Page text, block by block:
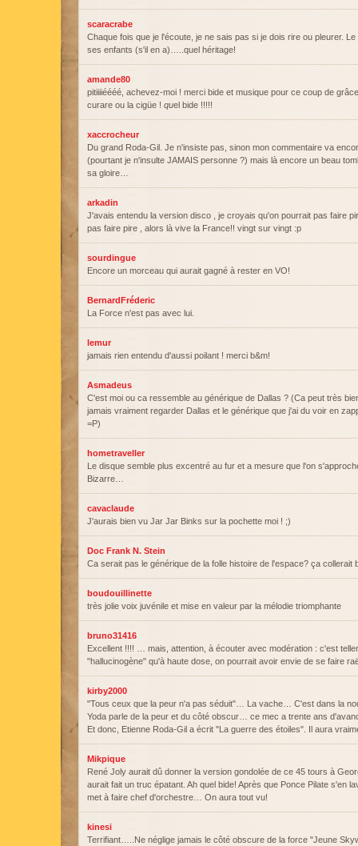
scaracrabe
Chaque fois que je l'écoute, je ne sais pas si je dois rire ou pleurer.
ses enfants (s'il en a)…..quel héritage!
amande80
pitiiiiéééé, achevez-moi ! merci bide et musique pour ce coup de
curare ou la cigüe ! quel bide !!!!!
xaccrocheur
Du grand Roda-Gil. Je n'insiste pas, sinon mon commentaire va
(pourtant je n'insulte JAMAIS personne ?) mais là encore un beau
sa gloire…
arkadin
J'avais entendu la version disco , je croyais qu'on pourrait pas faire
pas faire pire , alors là vive la France!! vingt sur vingt :p
sourdingue
Encore un morceau qui aurait gagné à rester en VO!
BernardFréderic
La Force n'est pas avec lui.
lemur
jamais rien entendu d'aussi poilant ! merci b&m!
Asmadeus
C'est moi ou ca ressemble au générique de Dallas ? (Ca peut très
jamais vraiment regarder Dallas et le générique que j'ai du voir en
=P)
hometraveller
Le disque semble plus excentré au fur et a mesure que l'on
Bizarre…
cavaclaude
J'aurais bien vu Jar Jar Binks sur la pochette moi ! ;)
Doc Frank N. Stein
Ca serait pas le générique de la folle histoire de l'espace? ça collerait
boudouillinette
très jolie voix juvénile et mise en valeur par la mélodie triomphante
bruno31416
Excellent !!!! … mais, attention, à écouter avec modération : c'est
"hallucinogène" qu'à haute dose, on pourrait avoir envie de se faire
kirby2000
"Tous ceux que la peur n'a pas séduit"… La vache… C'est dans la
Yoda parle de la peur et du côté obscur… ce mec a trente ans
Et donc, Etienne Roda-Gil a écrit "La guerre des étoiles". Il aura
Mikpique
René Joly aurait dû donner la version gondolée de ce 45 tours à
aurait fait un truc épatant. Ah quel bide! Après que Ponce Pilate s'en
met à faire chef d'orchestre… On aura tout vu!
kinesi
Terrifiant…..Ne néglige jamais le côté obscure de la force "Jeune